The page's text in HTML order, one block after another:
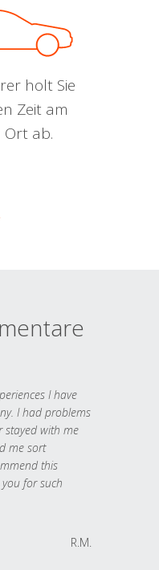
holt Sie
Zeit am
Ort ab.
I have
I had problems
with me
me sort
this
for such
R.M.